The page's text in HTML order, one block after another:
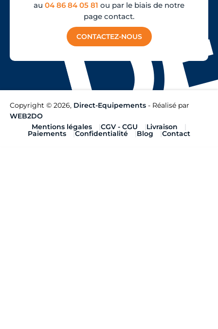
au 04 86 84 05 81 ou par le biais de notre
page contact.
CONTACTEZ-NOUS
Copyright © 2026, Direct-Equipements - Réalisé par
WEB2DO
Mentions légales
CGV - CGU Livraison
Paiements Confidentialité Blog Contact